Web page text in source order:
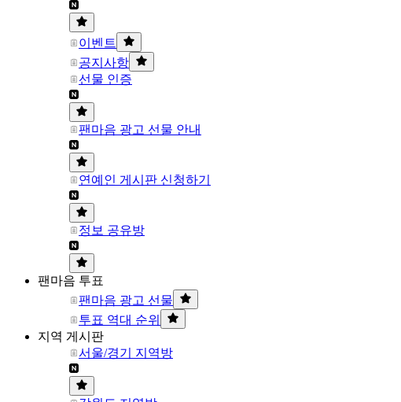
이벤트
공지사항
선물 인증
팬마음 광고 선물 안내
연예인 게시판 신청하기
정보 공유방
팬마음 투표
팬마음 광고 선물
투표 역대 순위
지역 게시판
서울/경기 지역방